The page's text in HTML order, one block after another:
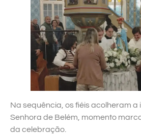
Na sequência, os fiéis acolheram a
Senhora de Belém, momento
da celebração.